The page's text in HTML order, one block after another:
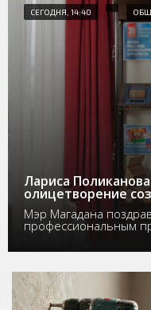
СЕГОДНЯ, 14:40
Лариса
олицетворение
Мэр Магадана
профессиональным